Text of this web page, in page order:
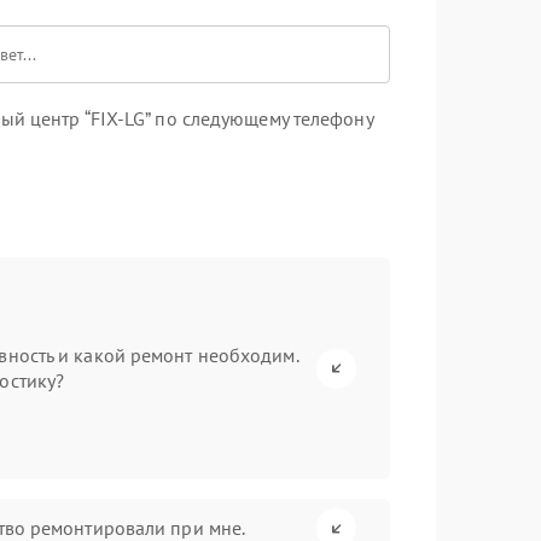
центр “FIX-LG” по следующему телефону
и какой ремонт необходим.
ремонтировали при мне.